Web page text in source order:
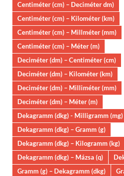
Centiméter (cm) – Deciméter dm)
Centiméter (cm) – Kilométer (km)
Centiméter (cm) – Millméter (mm)
Centiméter (cm) – Méter (m)
Deciméter (dm) – Centiméter (cm)
Deciméter (dm) – Kilométer (km)
Deciméter (dm) – Milliméter (mm)
Deciméter (dm) – Méter (m)
Dekagramm (dkg) - Milligramm (mg)
Dekagramm (dkg) – Gramm (g)
Dekagramm (dkg) – Kilogramm (kg)
Dekagramm (dkg) – Mázsa (q)
Gramm (g) – Dekagramm (dkg)